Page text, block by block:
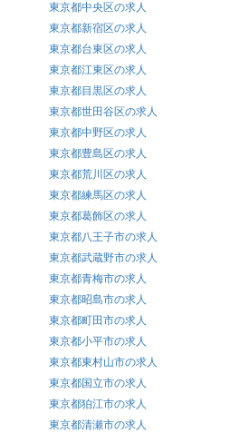
東京都中央区の求人
東京都新宿区の求人
東京都台東区の求人
東京都江東区の求人
東京都目黒区の求人
東京都世田谷区の求人
東京都中野区の求人
東京都豊島区の求人
東京都荒川区の求人
東京都練馬区の求人
東京都葛飾区の求人
東京都八王子市の求人
東京都武蔵野市の求人
東京都青梅市の求人
東京都昭島市の求人
東京都町田市の求人
東京都小平市の求人
東京都東村山市の求人
東京都国立市の求人
東京都狛江市の求人
東京都清瀬市の求人